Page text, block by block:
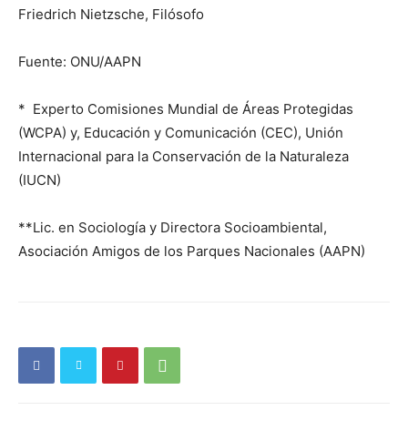
Friedrich Nietzsche, Filósofo
Fuente: ONU/AAPN
* Experto Comisiones Mundial de Áreas Protegidas
(WCPA) y, Educación y Comunicación (CEC), Unión
Internacional para la Conservación de la Naturaleza
(IUCN)
**Lic. en Sociología y Directora Socioambiental,
Asociación Amigos de los Parques Nacionales (AAPN)